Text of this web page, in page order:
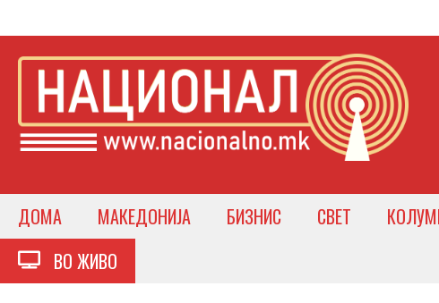
ДОМА МАКЕДОНИЈА БИЗНИС СВЕТ
ВО ЖИВО